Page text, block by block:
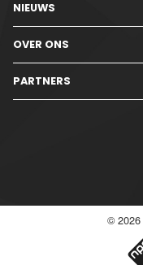
NIEUWS
OVER ONS
PARTNERS
© 2026